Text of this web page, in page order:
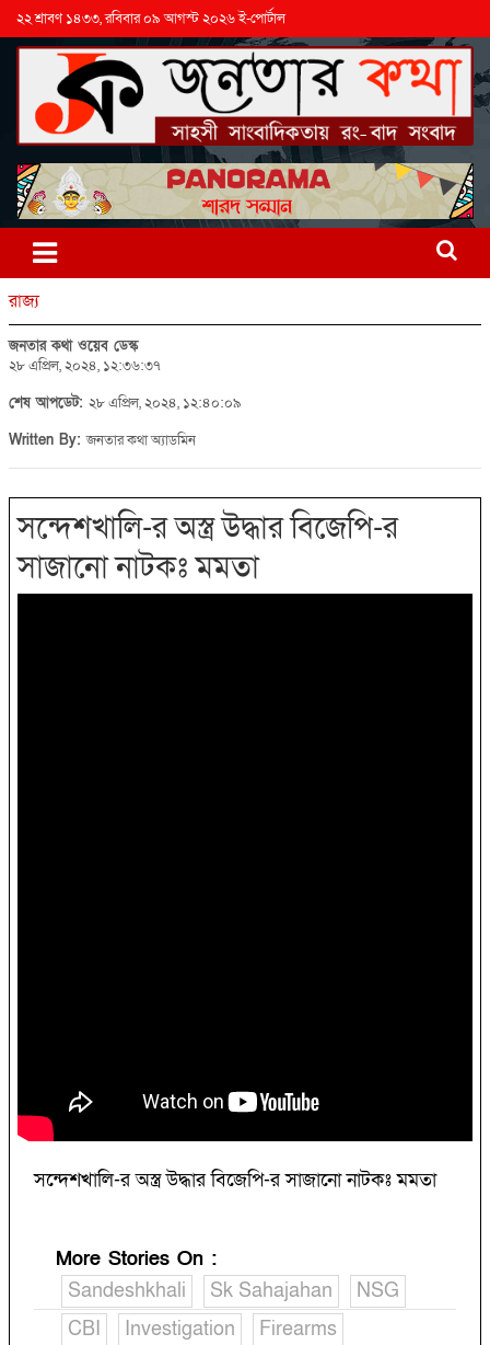
২২ শ্রাবণ ১৪৩৩, রবিবার ০৯ আগস্ট ২০২৬ ই-পোর্টাল
রাজ্য
জনতার কথা ওয়েব ডেস্ক
২৮ এপ্রিল, ২০২৪, ১২:৩৬:৩৭
শেষ আপডেট: ২৮ এপ্রিল, ২০২৪, ১২:৪০:০৯
Written By:জনতার কথা অ্যাডমিন
সন্দেশখালি-র অস্ত্র উদ্ধার বিজেপি-র
সাজানো নাটকঃ মমতা
সন্দেশখালি-র অস্ত্র উদ্ধার বিজেপি-র সাজানো নাটকঃ মমতা
More Stories On :
Sandeshkhali
Sk Sahajahan
NSG
CBI
Investigation
Firearms